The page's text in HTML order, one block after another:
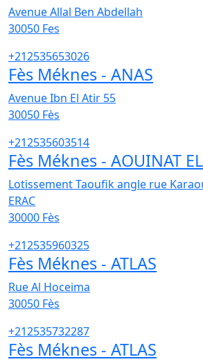
Avenue Allal Ben Abdellah
30050 Fes
+212535653026
Fès Méknes - ANAS
Avenue Ibn El Atir 55
30050 Fès
+212535603514
Fès Méknes - AOUINAT EL
Lotissement Taoufik angle rue
ERAC
30000 Fès
+212535960325
Fès Méknes - ATLAS
Rue Al Hoceima
30050 Fès
+212535732287
Fès Méknes - ATLAS